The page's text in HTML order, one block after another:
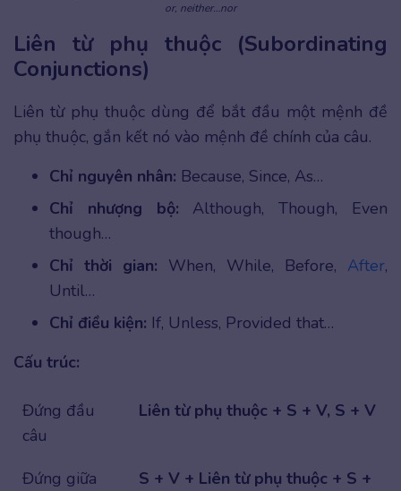
or, neither…nor
Liên từ phụ thuộc (Subordinating
Conjunctions)
Liên từ phụ thuộc dùng để bắt đầu một mệnh đề
phụ thuộc, gắn kết nó vào mệnh đề chính của câu.
Chỉ nguyên nhân: Because, Since, As…
Chỉ nhượng bộ: Although, Though, Even
though…
Chỉ thời gian: When, While, Before, After,
Until…
Chỉ điều kiện: If, Unless, Provided that…
Cấu trúc:
Đứng đầu
câu
Liên từ phụ thuộc + S + V, S + V
Đứng giữa
S + V + Liên từ phụ thuộc + S +